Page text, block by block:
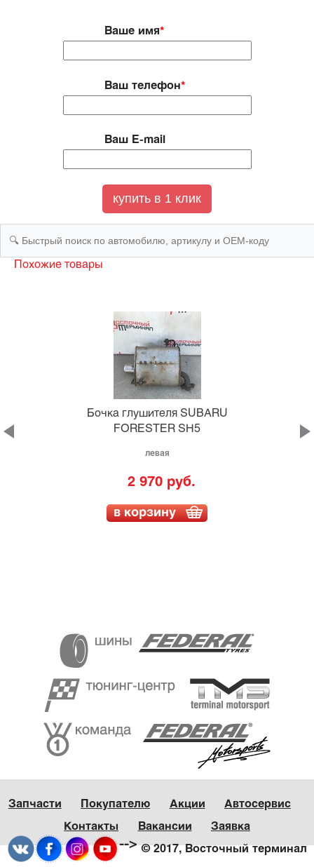
Ваше имя*
Ваш телефон*
Ваш E-mail
Похожие товары
Бочка глушителя SUBARU
FORESTER SH5
левая
2 970 руб.
в корзину
Запчасти Покупателю Акции Автосервис
Контакты Вакансии Заявка
© 2017, Восточный терминал
-->